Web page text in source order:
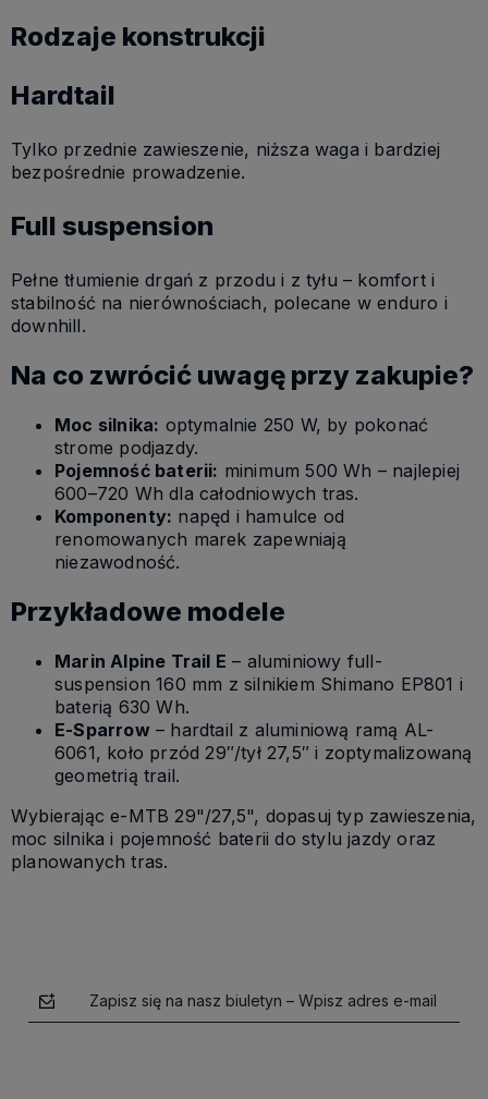
Rodzaje konstrukcji
Hardtail
Tylko przednie zawieszenie, niższa waga i bardziej
bezpośrednie prowadzenie.
Full suspension
Pełne tłumienie drgań z przodu i z tyłu – komfort i
stabilność na nierównościach, polecane w enduro i
downhill.
Na co zwrócić uwagę przy zakupie?
Moc silnika: optymalnie 250 W, by pokonać
strome podjazdy.
Pojemność baterii: minimum 500 Wh – najlepiej
600–720 Wh dla całodniowych tras.
Komponenty: napęd i hamulce od
renomowanych marek zapewniają
niezawodność.
Przykładowe modele
Marin Alpine Trail E – aluminiowy full-
suspension 160 mm z silnikiem Shimano EP801 i
baterią 630 Wh.
E-Sparrow– hardtail z aluminiową ramą AL-
6061, koło przód 29″/tył 27,5″ i zoptymalizowaną
geometrią trail.
Wybierając e-MTB 29"/27,5", dopasuj typ zawieszenia,
moc silnika i pojemność baterii do stylu jazdy oraz
planowanych tras.
Zapisz się na nasz biuletyn – Wpisz adres e-mail